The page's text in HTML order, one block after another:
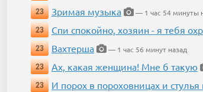
23
Зримая музыка
— 1 час 54 минуты
23
Спи спокойно, хозяин - я тебя
23
Вахтерша
— 1 час 56 минут назад
23
Ах, какая женщина! Мне б такую
23
И порох в пороховницах и